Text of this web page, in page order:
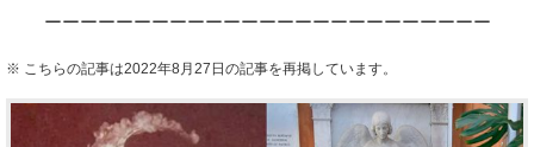
ーーーーーーーーーーーーーーーーーーーーーーーーー
※ こちらの記事は2022年8月27日の記事を再掲しています。